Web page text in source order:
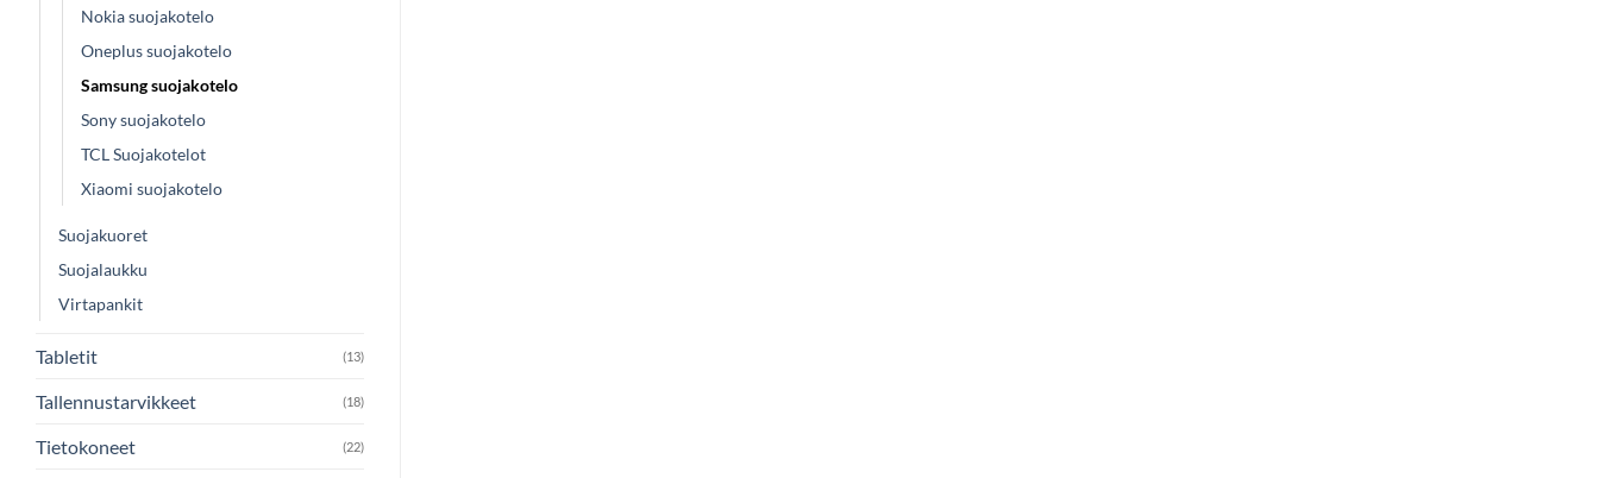
Nokia suojakotelo
Oneplus suojakotelo
Samsung suojakotelo
Sony suojakotelo
TCL Suojakotelot
Xiaomi suojakotelo
Suojakuoret
Suojalaukku
Virtapankit
Tabletit (13)
Tallennustarvikkeet (18)
Tietokoneet (22)